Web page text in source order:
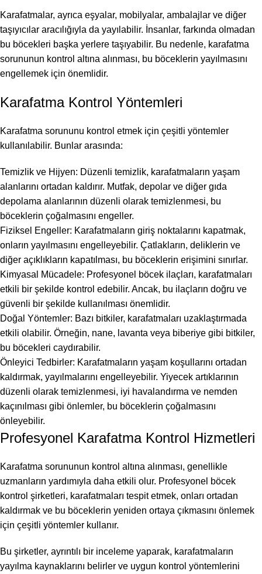
Karafatmalar, ayrıca eşyalar, mobilyalar, ambalajlar ve diğer
taşıyıcılar aracılığıyla da yayılabilir. İnsanlar, farkında olmadan
bu böcekleri başka yerlere taşıyabilir. Bu nedenle, karafatma
sorununun kontrol altına alınması, bu böceklerin yayılmasını
engellemek için önemlidir.
Karafatma Kontrol Yöntemleri
Karafatma sorununu kontrol etmek için çeşitli yöntemler
kullanılabilir. Bunlar arasında:
Temizlik ve Hijyen: Düzenli temizlik, karafatmaların yaşam
alanlarını ortadan kaldırır. Mutfak, depolar ve diğer gıda
depolama alanlarının düzenli olarak temizlenmesi, bu
böceklerin çoğalmasını engeller.
Fiziksel Engeller: Karafatmaların giriş noktalarını kapatmak,
onların yayılmasını engelleyebilir. Çatlakların, deliklerin ve
diğer açıklıkların kapatılması, bu böceklerin erişimini sınırlar.
Kimyasal Mücadele: Profesyonel böcek ilaçları, karafatmaları
etkili bir şekilde kontrol edebilir. Ancak, bu ilaçların doğru ve
güvenli bir şekilde kullanılması önemlidir.
Doğal Yöntemler: Bazı bitkiler, karafatmaları uzaklaştırmada
etkili olabilir. Örneğin, nane, lavanta veya biberiye gibi bitkiler,
bu böcekleri caydırabilir.
Önleyici Tedbirler: Karafatmaların yaşam koşullarını ortadan
kaldırmak, yayılmalarını engelleyebilir. Yiyecek artıklarının
düzenli olarak temizlenmesi, iyi havalandırma ve nemden
kaçınılması gibi önlemler, bu böceklerin çoğalmasını
önleyebilir.
Profesyonel Karafatma Kontrol Hizmetleri
Karafatma sorununun kontrol altına alınması, genellikle
uzmanların yardımıyla daha etkili olur. Profesyonel böcek
kontrol şirketleri, karafatmaları tespit etmek, onları ortadan
kaldırmak ve bu böceklerin yeniden ortaya çıkmasını önlemek
için çeşitli yöntemler kullanır.
Bu şirketler, ayrıntılı bir inceleme yaparak, karafatmaların
yayılma kaynaklarını belirler ve uygun kontrol yöntemlerini